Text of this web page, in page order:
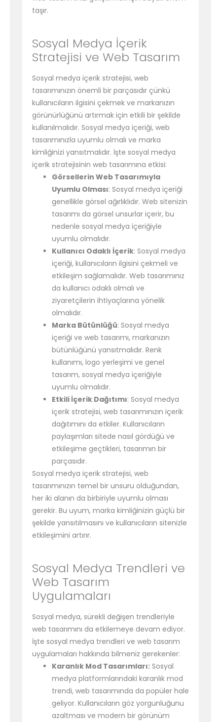
taşır.
Sosyal Medya İçerik
Stratejisi ve Web Tasarım
Sosyal medya içerik stratejisi, web
tasarımınızın önemli bir parçasıdır çünkü
kullanıcıların ilgisini çekmek ve markanızın
görünürlüğünü artırmak için etkili bir şekilde
kullanılmalıdır. Sosyal medya içeriği, web
tasarımınızla uyumlu olmalı ve marka
kimliğinizi yansıtmalıdır. İşte sosyal medya
içerik stratejisinin web tasarımına etkisi:
Görsellerin Web Tasarımıyla
Uyumlu Olması: Sosyal medya içeriği
genellikle görsel ağırlıklıdır. Web sitenizin
tasarımı da görsel unsurlar içerir, bu
nedenle sosyal medya içeriğiyle
uyumlu olmalıdır.
Kullanıcı Odaklı İçerik: Sosyal medya
içeriği, kullanıcıların ilgisini çekmeli ve
etkileşim sağlamalıdır. Web tasarımınız
da kullanıcı odaklı olmalı ve
ziyaretçilerin ihtiyaçlarına yönelik
olmalıdır.
Marka Bütünlüğü: Sosyal medya
içeriği ve web tasarımı, markanızın
bütünlüğünü yansıtmalıdır. Renk
kullanımı, logo yerleşimi ve genel
tasarım, sosyal medya içeriğiyle
uyumlu olmalıdır.
Etkili İçerik Dağıtımı: Sosyal medya
içerik stratejisi, web tasarımınızın içerik
dağıtımını da etkiler. Kullanıcıların
paylaşımları sitede nasıl gördüğü ve
etkileşime geçtikleri, tasarımın bir
parçasıdır.
Sosyal medya içerik stratejisi, web
tasarımınızın temel bir unsuru olduğundan,
her iki alanın da birbiriyle uyumlu olması
gerekir. Bu uyum, marka kimliğinizin güçlü bir
şekilde yansıtılmasını ve kullanıcıların sitenizle
etkileşimini artırır.
Sosyal Medya Trendleri ve
Web Tasarım
Uygulamaları
Sosyal medya, sürekli değişen trendleriyle
web tasarımını da etkilemeye devam ediyor.
İşte sosyal medya trendleri ve web tasarım
uygulamaları hakkında bilmeniz gerekenler:
Karanlık Mod Tasarımları: Sosyal
medya platformlarındaki karanlık mod
trendi, web tasarımında da popüler hale
geliyor. Kullanıcıların göz yorgunluğunu
azaltması ve modern bir görünüm